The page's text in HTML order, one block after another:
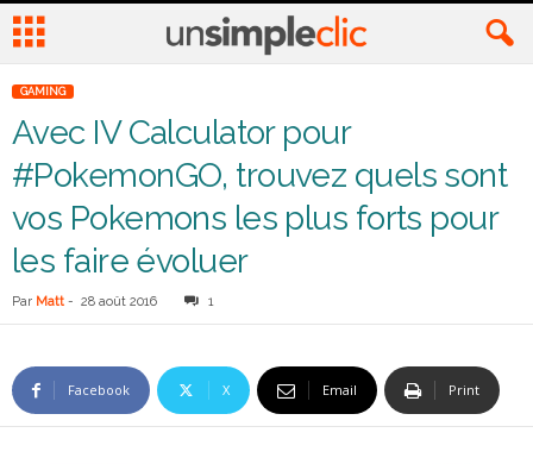
GAMING
Avec IV Calculator pour
#PokemonGO, trouvez quels sont
vos Pokemons les plus forts pour
les faire évoluer
Par Matt - 28 août 2016 1
Facebook X Email Print